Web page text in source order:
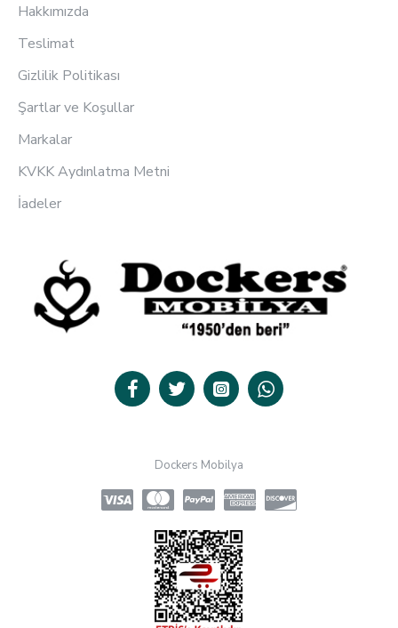
Hakkımızda
Teslimat
Gizlilik Politikası
Şartlar ve Koşullar
Markalar
KVKK Aydınlatma Metni
İadeler
Dockers Mobilya